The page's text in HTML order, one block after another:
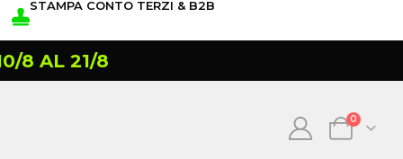
STAMPA CONTO TERZI & B2B
8 AL 21/8
0